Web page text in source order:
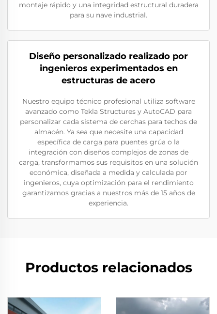
montaje rápido y una integridad estructural duradera
para su nave industrial.
Diseño personalizado realizado por
ingenieros experimentados en
estructuras de acero
Nuestro equipo técnico profesional utiliza software
avanzado como Tekla Structures y AutoCAD para
personalizar cada sistema de cerchas para techos de
almacén. Ya sea que necesite una capacidad
específica de carga para puentes grúa o la
integración con diseños complejos de zonas de
carga, transformamos sus requisitos en una solución
económica, diseñada a medida y calculada por
ingenieros, cuya optimización para el rendimiento
garantizamos gracias a nuestros más de 15 años de
experiencia.
Productos relacionados